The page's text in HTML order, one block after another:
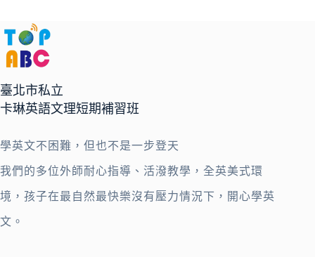
臺北市私立
卡琳英語文理短期補習班
學英文不困難，但也不是一步登天
我們的多位外師耐心指導、活潑教學，全英美式環
境，孩子在最自然最快樂沒有壓力情況下，開心學英
文。